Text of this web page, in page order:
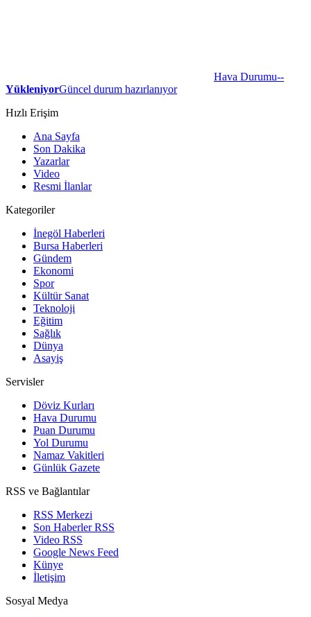
Hava Durumu--
YükleniyorGüncel durum hazırlanıyor
Hızlı Erişim
Ana Sayfa
Son Dakika
Yazarlar
Video
Resmi İlanlar
Kategoriler
İnegöl Haberleri
Bursa Haberleri
Gündem
Ekonomi
Spor
Kültür Sanat
Teknoloji
Eğitim
Sağlık
Dünya
Asayiş
Servisler
Döviz Kurları
Hava Durumu
Puan Durumu
Yol Durumu
Namaz Vakitleri
Günlük Gazete
RSS ve Bağlantılar
RSS Merkezi
Son Haberler RSS
Video RSS
Google News Feed
Künye
İletişim
Sosyal Medya